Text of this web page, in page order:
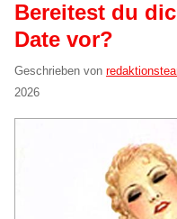
Bereitest du
Date vor?
Geschrieben von
2026